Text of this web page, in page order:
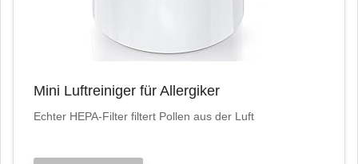
Mini Luftreiniger für Allergiker
Echter HEPA-Filter filtert Pollen aus der Luft